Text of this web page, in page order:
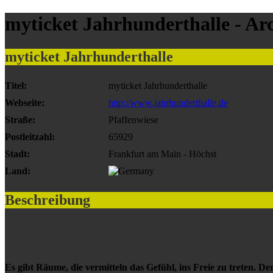
myticket Jahrhunderthalle -
myticket Jahrhunderthalle
Titel:
myticket Jahrhunderthalle
Webseite:
http://www.jahrhunderthalle.de
Straße:
Pfaffenwiese
Postleitzahl:
65929
Stadt:
Frankfurt am Main - Höchst
Land:
Beschreibung
Es gibt Räume, die vermitteln das Gefühl, ins Freie zu treten.